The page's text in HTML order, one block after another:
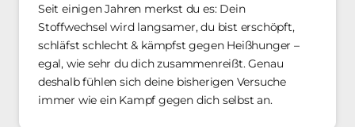
Seit einigen Jahren merkst du es: Dein
Stoffwechsel wird langsamer, du bist erschöpft,
schläfst schlecht & kämpfst gegen Heißhunger –
egal, wie sehr du dich zusammenreißt. Genau
deshalb fühlen sich deine bisherigen Versuche
immer wie ein Kampf gegen dich selbst an.